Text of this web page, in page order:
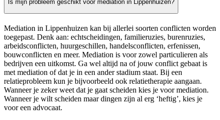
Is mijn probleem geschikt voor mediation in Lippenhuizen?
Mediation in Lippenhuizen kan bij allerlei soorten conflicten worden
toegepast. Denk aan: echtscheidingen, familieruzies, burenruzies,
arbeidsconflicten, huurgeschillen, handelsconflicten, erfenissen,
bouwconflicten en meer. Mediation is voor zowel particulieren als
bedrijven een uitkomst. Ga wel altijd na of jouw conflict gebaat is
met mediation of dat je in een ander stadium staat. Bij een
relatieprobleem kun je bijvoorbeeld ook relatietherapie aangaan.
Wanneer je zeker weet dat je gaat scheiden kies je voor mediation.
Wanneer je wilt scheiden maar dingen zijn al erg ‘heftig’, kies je
voor een advocaat.